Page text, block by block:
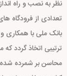
نظر به نصب و راه
تعدادی از فرودگاه
بانک ملی با همکاری
ترتیبی اتخاذ گردد
محاسن بر شمرده